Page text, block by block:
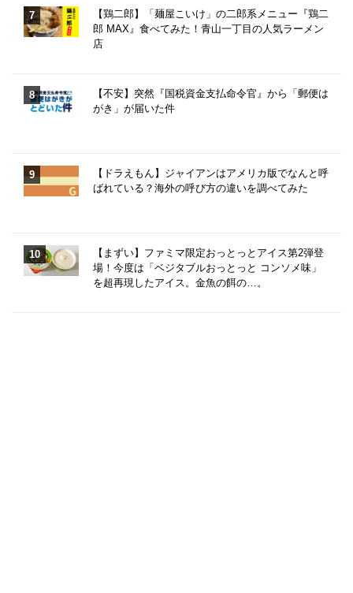
【鶏二郎】「麺屋こいけ」の二郎系メニュー『鶏二
郎 MAX』食べてみた！青山一丁目の人気ラーメン
店
【不安】突然『国税資金支払命令官』から「郵便は
がき」が届いた件
【ドラえもん】ジャイアンはアメリカ版でなんと呼
ばれている？海外の呼び方の違いを調べてみた
【まずい】ファミマ限定おっとっとアイス第2弾登
場！今度は「ベジタブルおっとっと コンソメ味」
を超再現したアイス。金魚の餌の…。